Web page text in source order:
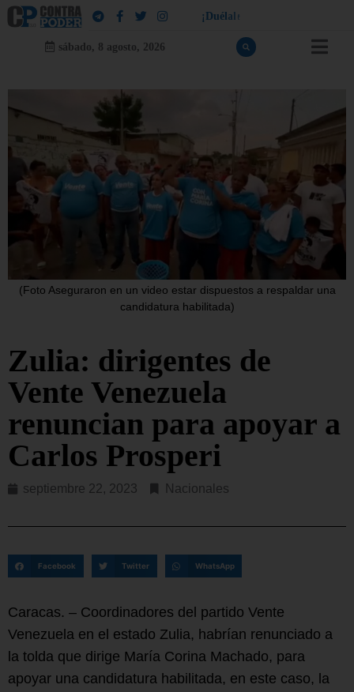
¡ Dué a e
sábado, 8 agosto, 2026
(Foto Aseguraron en un video estar dispuestos a respaldar una
candidatura habilitada)
Zulia: dirigentes de
Vente Venezuela
renuncian para apoyar a
Carlos Prosperi
septiembre 22, 2023 Nacionales
Facebook Twitter WhatsApp
Caracas. – Coordinadores del partido Vente
Venezuela en el estado Zulia, habrían renunciado a
la tolda que dirige María Corina Machado, para
apoyar una candidatura habilitada, en este caso, la